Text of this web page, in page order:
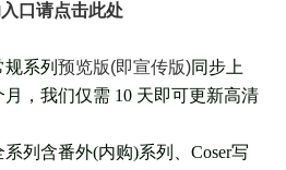
口请点击此处
系列 预览版(即宣传版)同步上
，我们仅需 10 天即可更新高清
系列含番外(内购)系列、Coser写